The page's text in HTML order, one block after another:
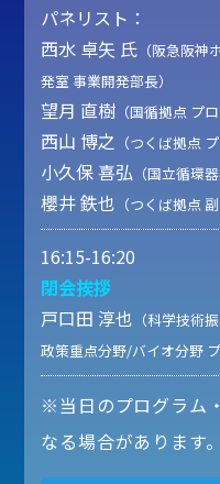
パネリスト：
西水 卓矢 氏 （阪急阪
発室 事業開発部長）
望月 直樹 （国循拠点 プ
西山 博之 （つくば拠点
小久保 喜弘 （国立循環
櫻井 鉄也 （つくば拠点
16:15-16:20
閉会挨拶
戸口田 淳也 （科学技術
政策重点分野/バイオ分野
※当日のプログラム
なる場合があります。